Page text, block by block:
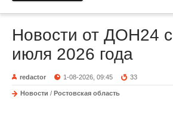
Новости от ДОН24
июля 2026 года
redactor 1-08-2026, 09:45 33
Новости / Ростовская область